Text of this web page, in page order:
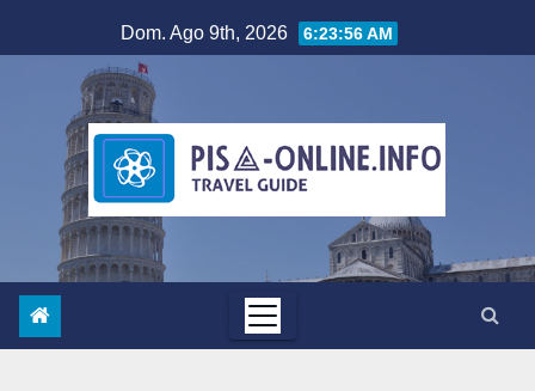
al
contenuto
Dom. Ago 9th, 2026 6:23:57 AM